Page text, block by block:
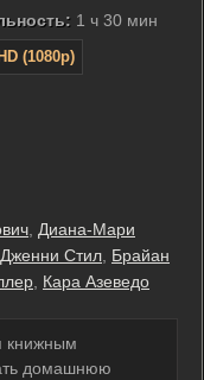
1 ч 30 мин
(1080p)
Диана-Мари
Дженни Стил Брайан
Кара Азеведо
книжным
домашнюю